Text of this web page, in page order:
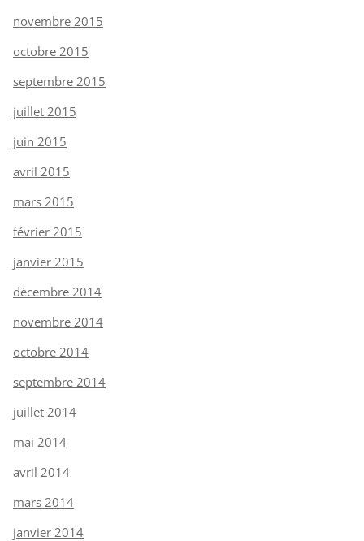
novembre 2015
octobre 2015
septembre 2015
juillet 2015
juin 2015
avril 2015
mars 2015
février 2015
janvier 2015
décembre 2014
novembre 2014
octobre 2014
septembre 2014
juillet 2014
mai 2014
avril 2014
mars 2014
janvier 2014